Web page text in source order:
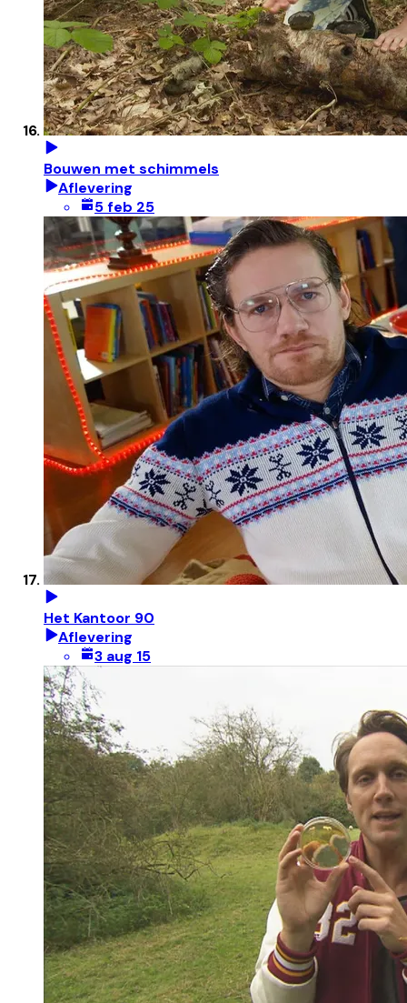
Bouwen met schimmels
Aflevering
5 feb 25
Het Kantoor 90
Aflevering
3 aug 15